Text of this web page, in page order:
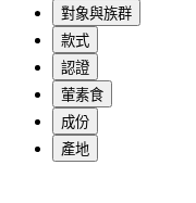
對象與族群
款式
認證
葷素食
成份
產地